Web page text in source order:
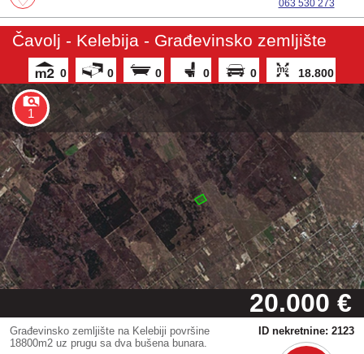
063 530 273
Čavolj - Kelebija - Građevinsko zemljište
0 0 0 0 0 18.800
1
20.000 €
Građevinsko zemljište na Kelebiji površine
18800m2 uz prugu sa dva bušena bunara.
ID nekretnine: 2123